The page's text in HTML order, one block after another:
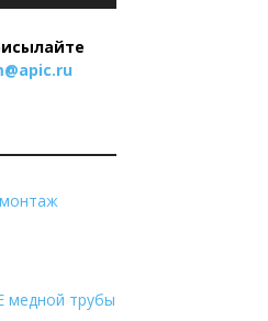
apic.ru
трубы